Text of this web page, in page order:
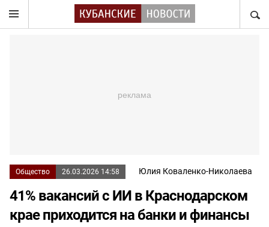
Общество 26.03.2026 14:58 Юлия Коваленко-Николаева
41% вакансий с ИИ в Краснодарском
крае приходится на банки и финансы